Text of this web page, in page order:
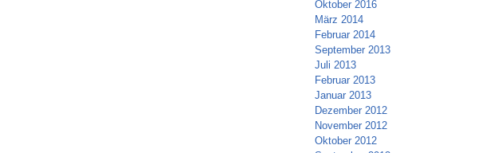
Oktober 2016
März 2014
Februar 2014
September 2013
Juli 2013
Februar 2013
Januar 2013
Dezember 2012
November 2012
Oktober 2012